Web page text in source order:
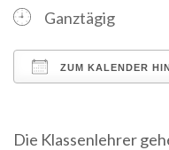
Ganztägig
ZUM KALENDER
Die Klassenlehrer